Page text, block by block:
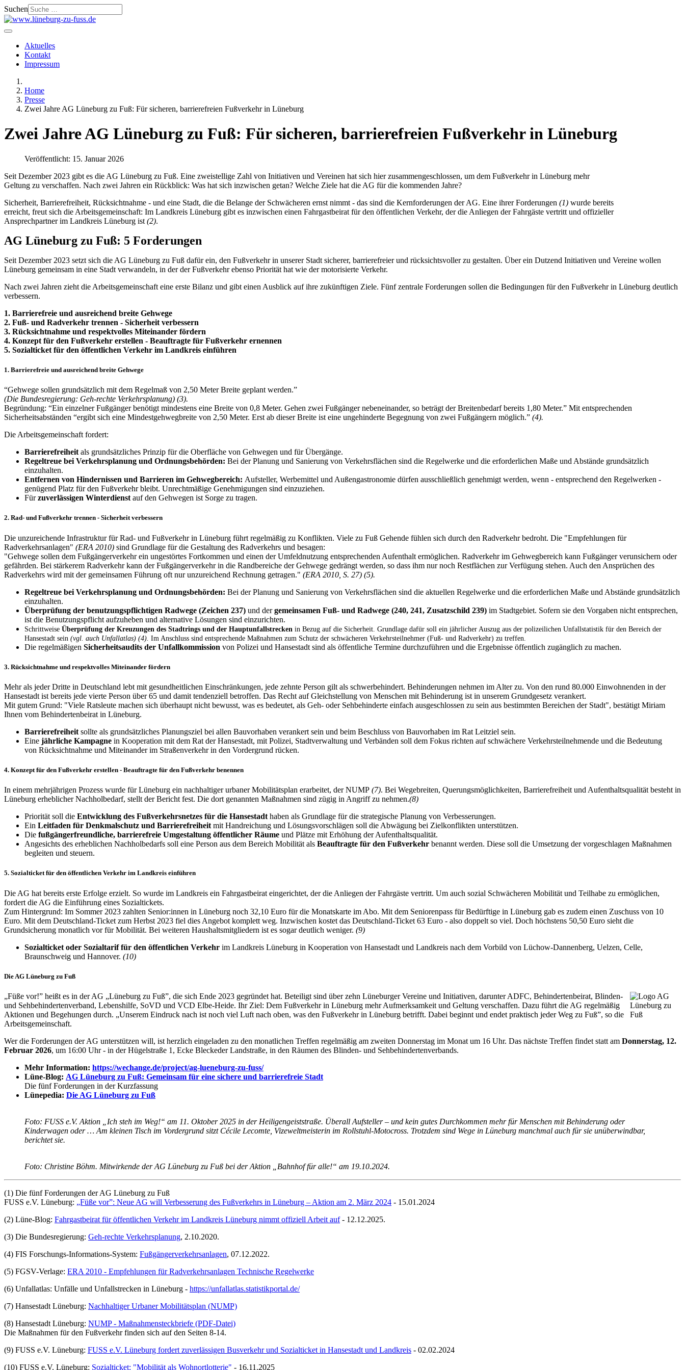
Suchen
Aktuelles
Kontakt
Impressum
Home
Presse
Zwei Jahre AG Lüneburg zu Fuß: Für sicheren, barrierefreien Fußverkehr in Lüneburg
Zwei Jahre AG Lüneburg zu Fuß: Für sicheren, barrierefreien Fußverkehr in Lüneburg
Veröffentlicht: 15. Januar 2026
Seit Dezember 2023 gibt es die AG Lüneburg zu Fuß. Eine zweistellige Zahl von Initiativen und Vereinen hat sich hier zusammengeschlossen, um dem Fußverkehr in Lüneburg mehr
Geltung zu verschaffen. Nach zwei Jahren ein Rückblick: Was hat sich inzwischen getan? Welche Ziele hat die AG für die kommenden Jahre?
Sicherheit, Barrierefreiheit, Rücksichtnahme - und eine Stadt, die die Belange der Schwächeren ernst nimmt - das sind die Kernforderungen der AG. Eine ihrer Forderungen (1) wurde bereits
erreicht, freut sich die Arbeitsgemeinschaft: Im Landkreis Lüneburg gibt es inzwischen einen Fahrgastbeirat für den öffentlichen Verkehr, der die Anliegen der Fahrgäste vertritt und offizieller
Ansprechpartner im Landkreis Lüneburg ist (2).
AG Lüneburg zu Fuß: 5 Forderungen
Seit Dezember 2023 setzt sich die AG Lüneburg zu Fuß dafür ein, den Fußverkehr in unserer Stadt sicherer, barrierefreier und rücksichtsvoller zu gestalten. Über ein Dutzend Initiativen und Vereine wollen
Lüneburg gemeinsam in eine Stadt verwandeln, in der der Fußverkehr ebenso Priorität hat wie der motorisierte Verkehr.
Nach zwei Jahren zieht die Arbeitsgemeinschaft eine erste Bilanz und gibt einen Ausblick auf ihre zukünftigen Ziele. Fünf zentrale Forderungen sollen die Bedingungen für den Fußverkehr in Lüneburg deutlich
verbessern.
1. Barrierefreie und ausreichend breite Gehwege
2. Fuß- und Radverkehr trennen - Sicherheit verbessern
3. Rücksichtnahme und respektvolles Miteinander fördern
4. Konzept für den Fußverkehr erstellen - Beauftragte für Fußverkehr ernennen
5. Sozialticket für den öffentlichen Verkehr im Landkreis einführen
1. Barrierefreie und ausreichend breite Gehwege
“Gehwege sollen grundsätzlich mit dem Regelmaß von 2,50 Meter Breite geplant werden.”
(Die Bundesregierung: Geh-rechte Verkehrsplanung) (3).
Begründung: “Ein einzelner Fußgänger benötigt mindestens eine Breite von 0,8 Meter. Gehen zwei Fußgänger nebeneinander, so beträgt der Breitenbedarf bereits 1,80 Meter.” Mit entsprechenden
Sicherheitsabständen “ergibt sich eine Mindestgehwegbreite von 2,50 Meter. Erst ab dieser Breite ist eine ungehinderte Begegnung von zwei Fußgängern möglich.” (4).
Die Arbeitsgemeinschaft fordert:
Barrierefreiheit als grundsätzliches Prinzip für die Oberfläche von Gehwegen und für Übergänge.
Regeltreue bei Verkehrsplanung und Ordnungsbehörden: Bei der Planung und Sanierung von Verkehrsflächen sind die Regelwerke und die erforderlichen Maße und Abstände grundsätzlich
einzuhalten.
Entfernen von Hindernissen und Barrieren im Gehwegbereich: Aufsteller, Werbemittel und Außengastronomie dürfen ausschließlich genehmigt werden, wenn - entsprechend den Regelwerken -
genügend Platz für den Fußverkehr bleibt. Unrechtmäßige Genehmigungen sind einzuziehen.
Fürzuverlässigen Winterdienst auf den Gehwegen ist Sorge zu tragen.
2. Rad- und Fußverkehr trennen - Sicherheit verbessern
Die unzureichende Infrastruktur für Rad- und Fußverkehr in Lüneburg führt regelmäßig zu Konflikten. Viele zu Fuß Gehende fühlen sich durch den Radverkehr bedroht. Die "Empfehlungen für
Radverkehrsanlagen" (ERA 2010) sind Grundlage für die Gestaltung des Radverkehrs und besagen:
"Gehwege sollen dem Fußgängerverkehr ein ungestörtes Fortkommen und einen der Umfeldnutzung entsprechenden Aufenthalt ermöglichen. Radverkehr im Gehwegbereich kann Fußgänger verunsichern oder
gefährden. Bei stärkerem Radverkehr kann der Fußgängerverkehr in die Randbereiche der Gehwege gedrängt werden, so dass ihm nur noch Restflächen zur Verfügung stehen. Auch den Ansprüchen des
Radverkehrs wird mit der gemeinsamen Führung oft nur unzureichend Rechnung getragen." (ERA 2010, S. 27) (5).
Regeltreue bei Verkehrsplanung und Ordnungsbehörden: Bei der Planung und Sanierung von Verkehrsflächen sind die aktuellen Regelwerke und die erforderlichen Maße und Abstände grundsätzlich
einzuhalten.
Überprüfung der benutzungspflichtigen Radwege (Zeichen 237) und dergemeinsamen Fuß- und Radwege (240, 241, Zusatzschild 239) im Stadtgebiet. Sofern sie den Vorgaben nicht entsprechen,
ist die Benutzungspflicht aufzuheben und alternative Lösungen sind einzurichten.
Schrittweise Überprüfung der Kreuzungen des Stadtrings und der Hauptunfallstrecken in Bezug auf die Sicherheit. Grundlage dafür soll ein jährlicher Auszug aus der polizeilichen Unfallstatistik für den Bereich der
Hansestadt sein (vgl. auch Unfallatlas) (4). Im Anschluss sind entsprechende Maßnahmen zum Schutz der schwächeren Verkehrsteilnehmer (Fuß- und Radverkehr) zu treffen.
Die regelmäßigen Sicherheitsaudits der Unfallkommission von Polizei und Hansestadt sind als öffentliche Termine durchzuführen und die Ergebnisse öffentlich zugänglich zu machen.
3. Rücksichtnahme und respektvolles Miteinander fördern
Mehr als jeder Dritte in Deutschland lebt mit gesundheitlichen Einschränkungen, jede zehnte Person gilt als schwerbehindert. Behinderungen nehmen im Alter zu. Von den rund 80.000 Einwohnenden in der
Hansestadt ist bereits jede vierte Person über 65 und damit tendenziell betroffen. Das Recht auf Gleichstellung von Menschen mit Behinderung ist in unserem Grundgesetz verankert.
Mit gutem Grund: "Viele Ratsleute machen sich überhaupt nicht bewusst, was es bedeutet, als Geh- oder Sehbehinderte einfach ausgeschlossen zu sein aus bestimmten Bereichen der Stadt", bestätigt Miriam
Ihnen vom Behindertenbeirat in Lüneburg.
Barrierefreiheit sollte als grundsätzliches Planungsziel bei allen Bauvorhaben verankert sein und beim Beschluss von Bauvorhaben im Rat Leitziel sein.
Eine jährliche Kampagne in Kooperation mit dem Rat der Hansestadt, mit Polizei, Stadtverwaltung und Verbänden soll dem Fokus richten auf schwächere Verkehrsteilnehmende und die Bedeutung
von Rücksichtnahme und Miteinander im Straßenverkehr in den Vordergrund rücken.
4. Konzept für den Fußverkehr erstellen - Beauftragte für den Fußverkehr benennen
In einem mehrjährigen Prozess wurde für Lüneburg ein nachhaltiger urbaner Mobilitätsplan erarbeitet, der NUMP (7). Bei Wegebreiten, Querungsmöglichkeiten, Barrierefreiheit und Aufenthaltsqualität besteht in
Lüneburg erheblicher Nachholbedarf, stellt der Bericht fest. Die dort genannten Maßnahmen sind zügig in Angriff zu nehmen.(8)
Priorität soll die Entwicklung des Fußverkehrsnetzes für die Hansestadt haben als Grundlage für die strategische Planung von Verbesserungen.
Ein Leitfaden für Denkmalschutz und Barrierefreiheit mit Handreichung und Lösungsvorschlägen soll die Abwägung bei Zielkonflikten unterstützen.
Die fußgängerfreundliche, barrierefreie Umgestaltung öffentlicher Räume und Plätze mit Erhöhung der Aufenthaltsqualität.
Angesichts des erheblichen Nachholbedarfs soll eine Person aus dem Bereich Mobilität als Beauftragte für den Fußverkehr benannt werden. Diese soll die Umsetzung der vorgeschlagen Maßnahmen
begleiten und steuern.
5. Sozialticket für den öffentlichen Verkehr im Landkreis einführen
Die AG hat bereits erste Erfolge erzielt. So wurde im Landkreis ein Fahrgastbeirat eingerichtet, der die Anliegen der Fahrgäste vertritt. Um auch sozial Schwächeren Mobilität und Teilhabe zu ermöglichen,
fordert die AG die Einführung eines Sozialtickets.
Zum Hintergrund: Im Sommer 2023 zahlten Senior:innen in Lüneburg noch 32,10 Euro für die Monatskarte im Abo. Mit dem Seniorenpass für Bedürftige in Lüneburg gab es zudem einen Zuschuss von 10
Euro. Mit dem Deutschland-Ticket zum Herbst 2023 fiel dies Angebot komplett weg. Inzwischen kostet das Deutschland-Ticket 63 Euro - also doppelt so viel. Doch höchstens 50,50 Euro sieht die
Grundsicherung monatlich vor für Mobilität. Bei weiteren Haushaltsmitgliedern ist es sogar deutlich weniger. (9)
Sozialticket oder Sozialtarif für den öffentlichen Verkehr im Landkreis Lüneburg in Kooperation von Hansestadt und Landkreis nach dem Vorbild von Lüchow-Dannenberg, Uelzen, Celle,
Braunschweig und Hannover. (10)
Die AG Lüneburg zu Fuß
„Füße vor!” heißt es in der AG „Lüneburg zu Fuß”, die sich Ende 2023 gegründet hat. Beteiligt sind über zehn Lüneburger Vereine und Initiativen, darunter ADFC, Behindertenbeirat, Blinden-
und Sehbehindertenverband, Lebenshilfe, SoVD und VCD Elbe-Heide. Ihr Ziel: Dem Fußverkehr in Lüneburg mehr Aufmerksamkeit und Geltung verschaffen. Dazu führt die AG regelmäßig
Aktionen und Begehungen durch. „Unserem Eindruck nach ist noch viel Luft nach oben, was den Fußverkehr in Lüneburg betrifft. Dabei beginnt und endet praktisch jeder Weg zu Fuß”, so die
Arbeitsgemeinschaft.
Wer die Forderungen der AG unterstützen will, ist herzlich eingeladen zu den monatlichen Treffen regelmäßig am zweiten Donnerstag im Monat um 16 Uhr. Das nächste Treffen findet statt am Donnerstag, 12.
Februar 2026, um 16:00 Uhr - in der Hügelstraße 1, Ecke Bleckeder Landstraße, in den Räumen des Blinden- und Sehbehindertenverbands.
Mehr Information: https://wechange.de/project/ag-lueneburg-zu-fuss/
Lüne-Blog: AG Lüneburg zu Fuß: Gemeinsam für eine sichere und barrierefreie Stadt
Die fünf Forderungen in der Kurzfassung
Lünepedia: Die AG Lüneburg zu Fuß
Foto: FUSS e.V. Aktion „Ich steh im Weg!“ am 11. Oktober 2025 in der Heiligengeiststraße. Überall Aufsteller – und kein gutes Durchkommen mehr für Menschen mit Behinderung oder
Kinderwagen oder … Am kleinen Tisch im Vordergrund sitzt Cécile Lecomte, Vizeweltmeisterin im Rollstuhl-Motocross. Trotzdem sind Wege in Lüneburg manchmal auch für sie unüberwindbar,
berichtet sie.
Foto: Christine Böhm. Mitwirkende der AG Lüneburg zu Fuß bei der Aktion „Bahnhof für alle!“ am 19.10.2024.
(1) Die fünf Forderungen der AG Lüneburg zu Fuß
FUSS e.V. Lüneburg: „Füße vor”: Neue AG will Verbesserung des Fußverkehrs in Lüneburg – Aktion am 2. März 2024 - 15.01.2024
(2) Lüne-Blog: Fahrgastbeirat für öffentlichen Verkehr im Landkreis Lüneburg nimmt offiziell Arbeit auf- 12.12.2025.
(3) Die Bundesregierung: Geh-rechte Verkehrsplanung, 2.10.2020.
(4) FIS Forschungs-Informations-System: Fußgängerverkehrsanlagen, 07.12.2022.
(5) FGSV-Verlage: ERA 2010 - Empfehlungen für Radverkehrsanlagen Technische Regelwerke
(6) Unfallatlas: Unfälle und Unfallstrecken in Lüneburg - https://unfallatlas.statistikportal.de/
(7) Hansestadt Lüneburg: Nachhaltiger Urbaner Mobilitätsplan (NUMP)
(8) Hansestadt Lüneburg: NUMP - Maßnahmensteckbriefe (PDF-Datei)
Die Maßnahmen für den Fußverkehr finden sich auf den Seiten 8-14.
(9) FUSS e.V. Lüneburg: FUSS e.V. Lüneburg fordert zuverlässigen Busverkehr und Sozialticket in Hansestadt und Landkreis - 02.02.2024
(10) FUSS e.V. Lüneburg: Sozialticket: "Mobilität als Wohnortlotterie" - 16.11.2025